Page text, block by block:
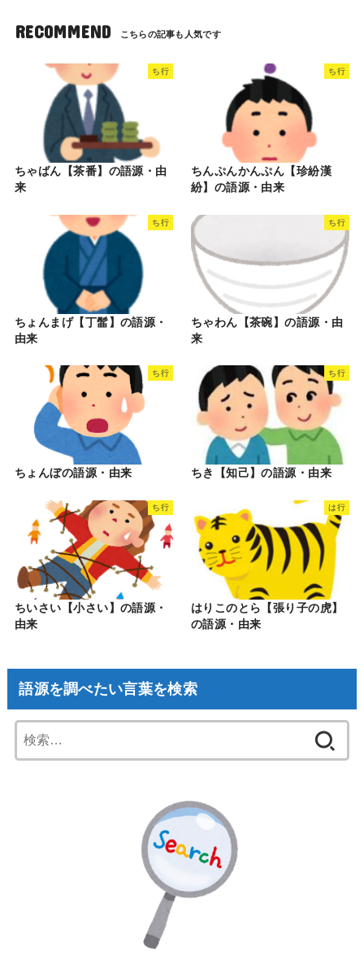
RECOMMEND
ち行
ちゃばん【茶番】の語源・由
来
ち行
ちんぷんかんぷん【珍紛漢
紛】の語源・由来
ち行
ちょんまげ【丁髷】の語源・
由来
ち行
ちゃわん【茶碗】の語源・由
来
ち行
ちょんぼの語源・由来
ち行
ちき【知己】の語源・由来
ち行
ちいさい【小さい】の語源・
由来
は行
はりこのとら【張り子の虎】
の語源・由来
語源を調べたい言葉を検索
索: